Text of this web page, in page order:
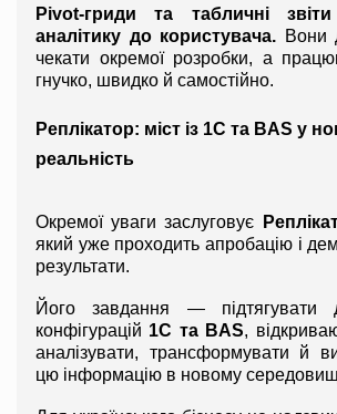
Pivot-гриди та табличні
аналітику до користувача. Вони
чекати окремої розробки, а
гнучко, швидко й самостійно.
Реплікатор: міст із 1С та BAS у
реальність
Окремої уваги заслуговує
який уже проходить апробацію і
результати.
Його завдання — підтягувати
конфігурацій 1С та BAS,
аналізувати, трансформувати й
цю інформацію в новому